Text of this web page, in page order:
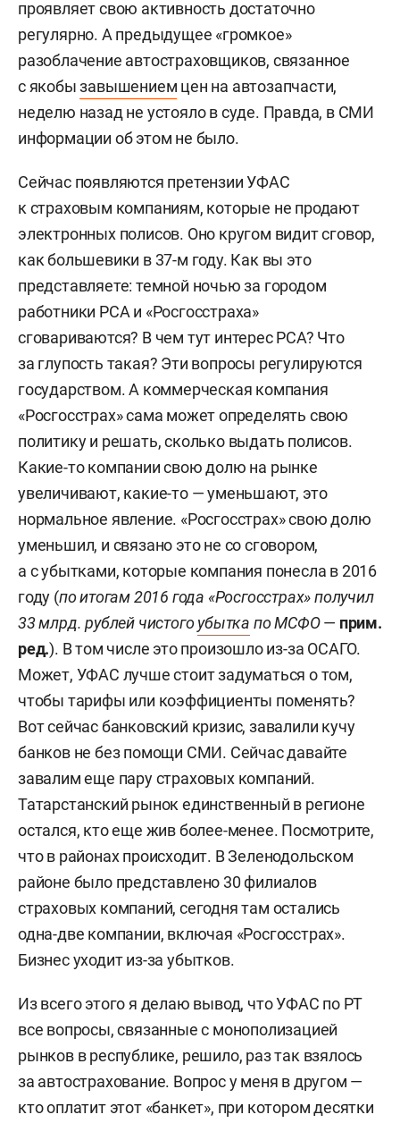
проявляет свою активность достаточно
регулярно. А предыдущее «громкое»
разоблачение автостраховщиков, связанное
с якобызавышением цен на автозапчасти,
неделю назад не устояло в суде. Правда, в СМИ
информации об этом не было.
Сейчас появляются претензии УФАС
к страховым компаниям, которые не продают
электронных полисов. Оно кругом видит сговор,
как большевики в 37-м году. Как вы это
представляете: темной ночью за городом
работники РСА и «Росгосстраха»
сговариваются? В чем тут интерес РСА? Что
за глупость такая? Эти вопросы регулируются
государством. А коммерческая компания
«Росгосстрах» сама может определять свою
политику и решать, сколько выдать полисов.
Какие-то компании свою долю на рынке
увеличивают, какие-то — уменьшают, это
нормальное явление. «Росгосстрах» свою долю
уменьшил, и связано это не со сговором,
а с убытками, которые компания понесла в 2016
году (по итогам 2016 года «Росгосстрах» получил
33 млрд. рублей чистогоубытка по МСФО— прим.
ред.). В том числе это произошло из-за ОСАГО.
Может, УФАС лучше стоит задуматься о том,
чтобы тарифы или коэффициенты поменять?
Вот сейчас банковский кризис, завалили кучу
банков не без помощи СМИ. Сейчас давайте
завалим еще пару страховых компаний.
Татарстанский рынок единственный в регионе
остался, кто еще жив более-менее. Посмотрите,
что в районах происходит. В Зеленодольском
районе было представлено 30 филиалов
страховых компаний, сегодня там остались
одна-две компании, включая «Росгосстрах».
Бизнес уходит из-за убытков.
Из всего этого я делаю вывод, что УФАС по РТ
все вопросы, связанные с монополизацией
рынков в республике, решило, раз так взялось
за автострахование. Вопрос у меня в другом —
кто оплатит этот «банкет», при котором десятки